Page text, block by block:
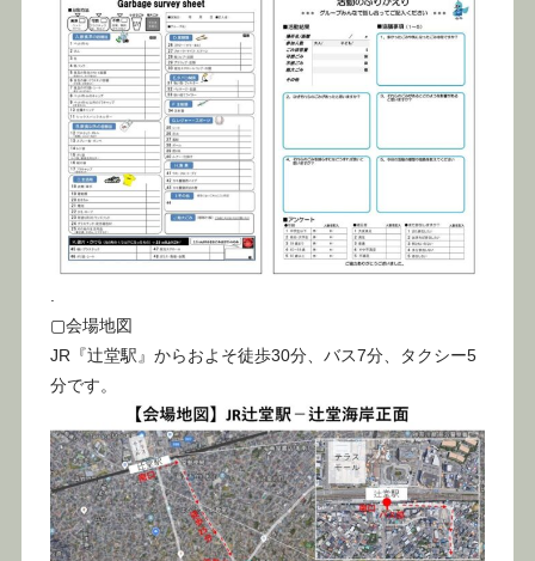
.
▢会場地図
JR『辻堂駅』からおよそ徒歩30分、バス7分、タクシー5
分です。